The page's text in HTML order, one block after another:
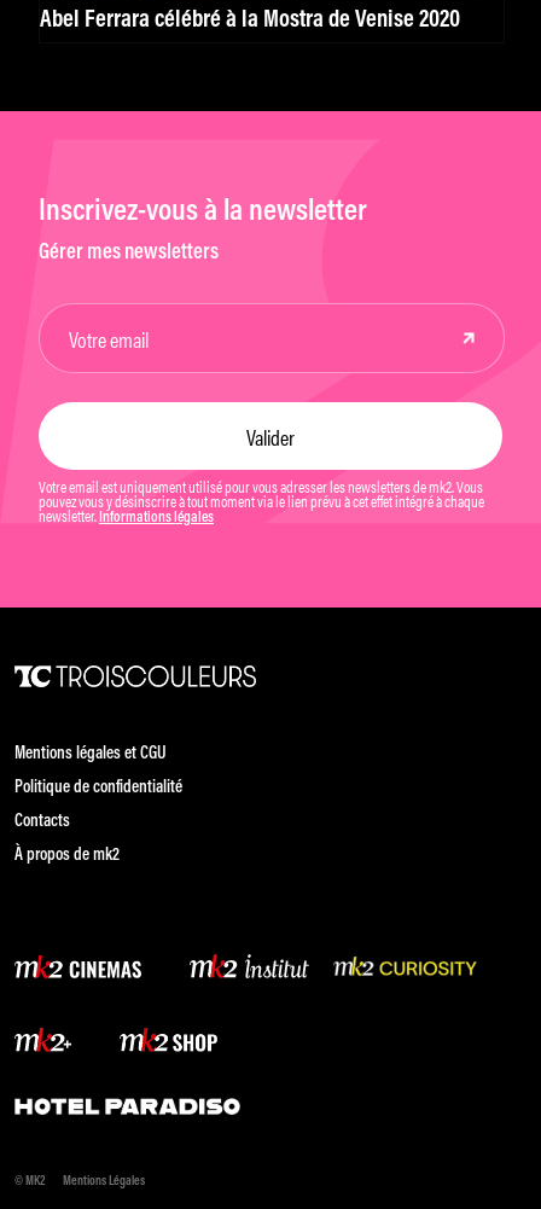
Abel Ferrara célébré à la Mostra de Venise 2020
Inscrivez-vous à la newsletter
Gérer mes newsletters
Votre email est uniquement utilisé pour vous adresser les newsletters de mk2. Vous
pouvez vous y désinscrire à tout moment via le lien prévu à cet effet intégré à chaque
newsletter. Informations légales
Mentions légales et CGU
Politique de confidentialité
Contacts
À propos de mk2
© MK2 Mentions Légales